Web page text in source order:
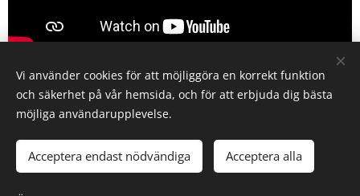
Cookies
Vi använder cookies för att möjliggöra en korrekt funktion
och säkerhet på vår hemsida, och för att erbjuda dig bästa
möjliga användarupplevelse.
Acceptera endast nödvändiga Acceptera alla